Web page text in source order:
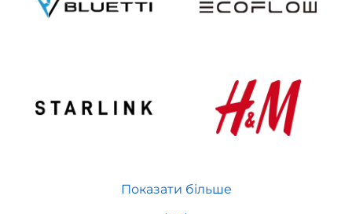
Показати більше